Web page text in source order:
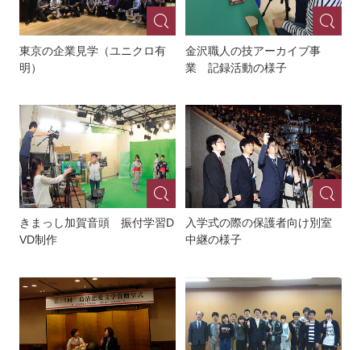
東京の企業見学（ユニクロ有
明）
金沢職人の技アーカイブ事
業 記録活動の様子
きまっし加賀音頭 振付学習D
VD制作
入学式の際の保護者向け別室
中継の様子